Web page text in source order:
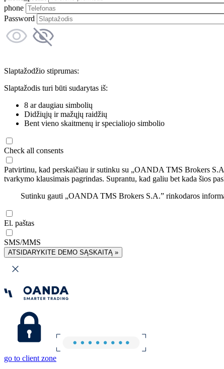
phone
Password
Slaptažodžio stiprumas:
Slaptažodis turi būti sudarytas iš:
8 ar daugiau simbolių
Didžiųjų ir mažųjų raidžių
Bent vieno skaitmenų ir specialiojo simbolio
Check all consents
Patvirtinu, kad perskaičiau ir sutinku su „OANDA TMS Brokers
tvarkymo klausimais pagrindas. Suprantu, kad galiu bet kada šios
Sutinku gauti „OANDA TMS Brokers S.A.” rinkodaros
El. paštas
SMS/MMS
ATSIDARYKITE DEMO SĄSKAITĄ »
go to client zone